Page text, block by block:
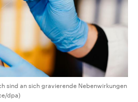
sind an sich gravierende Nebenwirkungen
dpa)